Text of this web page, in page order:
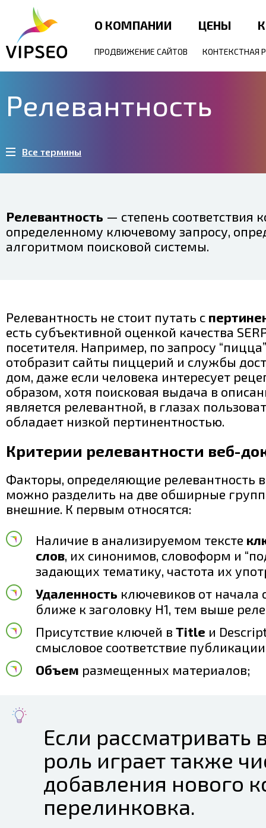
О КОМПАНИИ ЦЕНЫ
ПРОДВИЖЕНИЕ САЙТОВ КОНТЕКСТНАЯ
Релевантность
Все термины
Релевантность — степень соответствия
определенному ключевому запросу,
алгоритмом поисковой системы.
Релевантность не стоит путать с
есть субъективной оценкой качества
посетителя. Например, по запросу
отобразит сайты пиццерий и службы
дом, даже если человека интересует
образом, хотя поисковая выдача в
является релевантной, в глазах
обладает низкой пертинентностью.
Критерии релевантности веб-
Факторы, определяющие релевантность
можно разделить на две обширные
внешние. К первым относятся:
Наличие в анализируемом тексте
слов, их синонимов, словоформ и
задающих тематику, частота их
Удаленность ключевиков от начала
ближе к заголовку H1, тем выше
Присутствие ключей в Title и
смысловое соответствие
Объем размещенных материалов;
Если
роль играет также
добавления нового
перелинковка.